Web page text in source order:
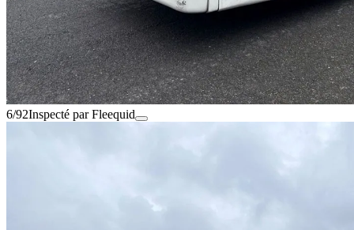
6/92Inspecté par Fleequid